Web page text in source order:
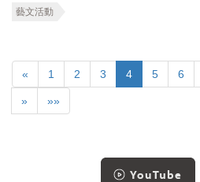
藝文活動
« 1 2 3 4 5 6
» »»